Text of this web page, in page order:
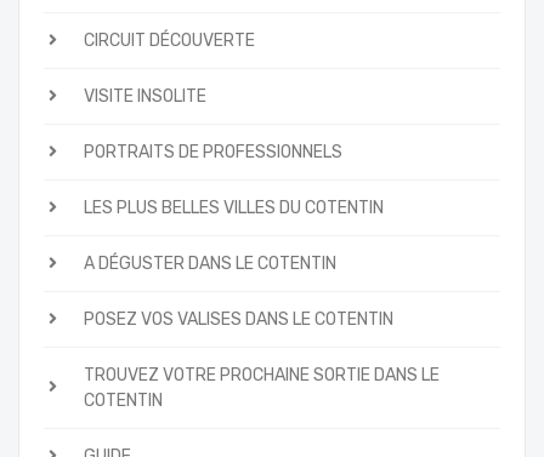
CIRCUIT DÉCOUVERTE
VISITE INSOLITE
PORTRAITS DE PROFESSIONNELS
LES PLUS BELLES VILLES DU COTENTIN
A DÉGUSTER DANS LE COTENTIN
POSEZ VOS VALISES DANS LE COTENTIN
TROUVEZ VOTRE PROCHAINE SORTIE DANS LE
COTENTIN